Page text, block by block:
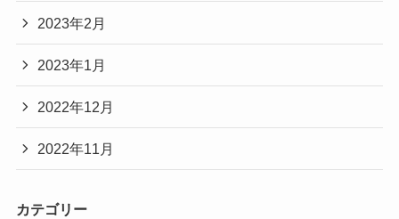
2023年2月
2023年1月
2022年12月
2022年11月
カテゴリー